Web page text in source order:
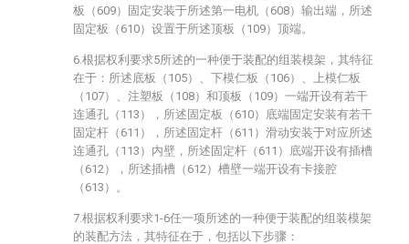
板（609）固定安装于所述第一电机（608）输出端，所述
固定板（610）设置于所述顶板（109）顶端。
6.根据权利要求5所述的一种便于装配的组装模架，其特征
在于：所述底板（105）、下模仁板（106）、上模仁板
（107）、注塑板（108）和顶板（109）一端开设有若干
连通孔（113），所述固定板（610）底端固定安装有若干
固定杆（611），所述固定杆（611）滑动安装于对应所述
连通孔（113）内壁，所述固定杆（611）底端开设有插槽
（612），所述插槽（612）槽壁一端开设有卡接腔
（613）。
7.根据权利要求1-6任一项所述的一种便于装配的组装模架
的装配方法，其特征在于，包括以下步骤：